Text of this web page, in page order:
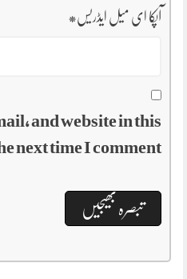
آپکا ای میل ایڈریس*
and website in this
next time I comment.